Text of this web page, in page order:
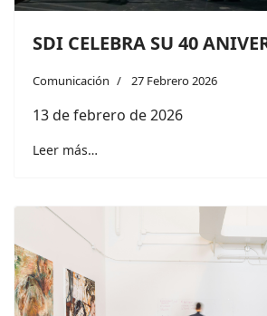
SDI CELEBRA SU 40
Comunicación 27 Febrero 2026
13 de febrero de 2026
Leer más…